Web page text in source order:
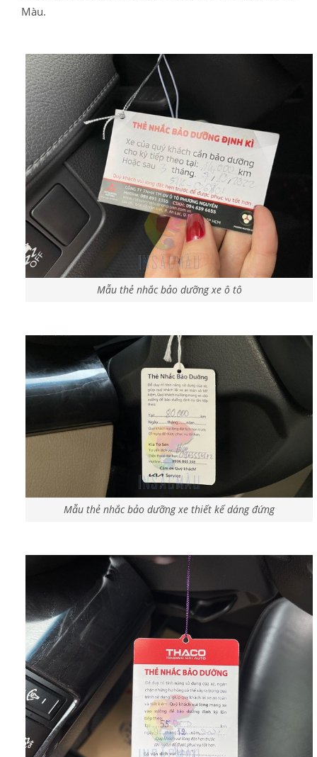
Màu.
Mẫu thẻ nhắc bảo dưỡng xe ô tô
Mẫu thẻ nhắc bảo dưỡng xe thiết kế dáng đứng